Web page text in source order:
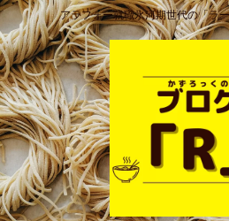
アラフォー就職氷河期世代の「ラ